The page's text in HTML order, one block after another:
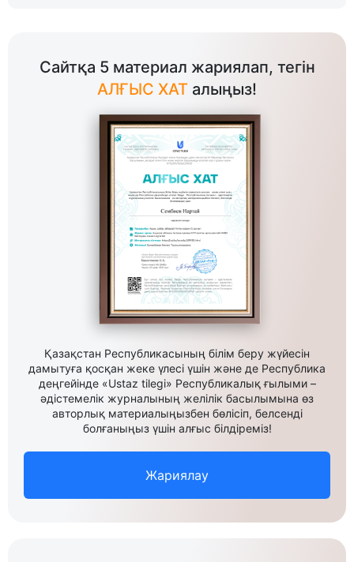
Сайтқа 5 материал жариялап, тегін
АЛҒЫС ХАТ алыңыз!
Қазақстан Республикасының білім беру жүйесін
дамытуға қосқан жеке үлесі үшін және де Республика
деңгейінде «Ustaz tilegi» Республикалық ғылыми –
әдістемелік журналының желілік басылымына өз
авторлық материалыңызбен бөлісіп, белсенді
болғаныңыз үшін алғыс білдіреміз!
Жариялау